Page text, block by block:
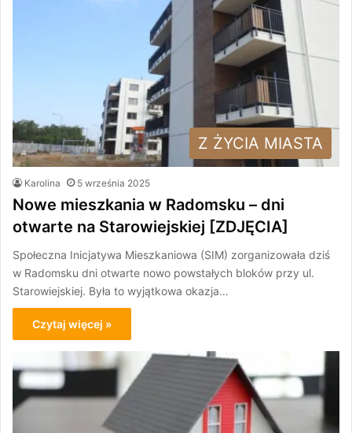
Z ŻYCIA MIASTA
Karolina 5 września 2025
Nowe mieszkania w Radomsku – dni
otwarte na Starowiejskiej [ZDJĘCIA]
Społeczna Inicjatywa Mieszkaniowa (SIM) zorganizowała dziś
w Radomsku dni otwarte nowo powstałych bloków przy ul.
Starowiejskiej. Była to wyjątkowa okazja…
Czytaj więcej »